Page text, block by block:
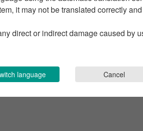
it may not be translated correctly
direct or indirect damage caused by
language Cancel